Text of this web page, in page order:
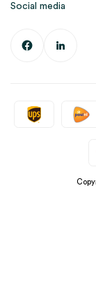
Social media